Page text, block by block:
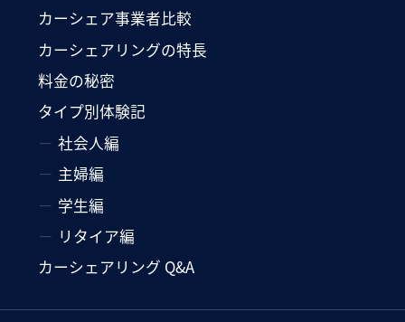
カーシェア事業者比較
カーシェアリングの特長
料金の秘密
タイプ別体験記
社会人編
主婦編
学生編
リタイア編
カーシェアリング Q&A